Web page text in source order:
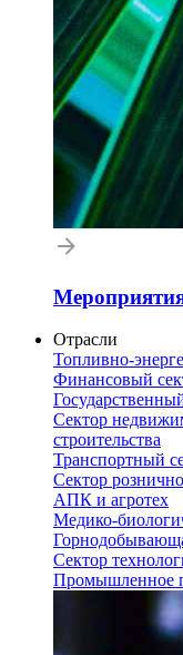
Отрасли
Топливно-
Финансовый
Сектор
строительства
Транспортный
Сектор
АПК и агротех
Медико-
Сектор
Промышленное